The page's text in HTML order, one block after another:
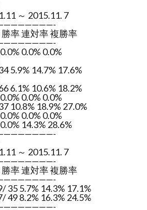
～ 2015.11. 7
率 連対率 複勝率
0.0% 0.0%
5.9% 14.7% 17.6%
6.1% 10.6% 18.2%
0.0% 0.0%
10.8% 18.9% 27.0%
0.0% 0.0%
14.3% 28.6%
～ 2015.11. 7
率 連対率 複勝率
35 5.7% 14.3% 17.1%
49 8.2% 16.3% 24.5%